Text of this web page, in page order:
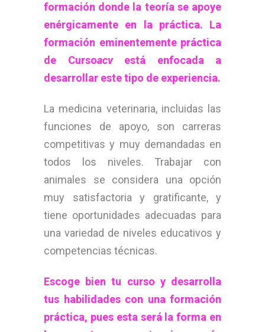
formación donde la teoría se apoye
enérgicamente en la práctica. La
formación eminentemente práctica
de Cursoacvestá enfocada a
desarrollar este tipo de experiencia.
La medicina veterinaria, incluidas las
funciones de apoyo, son carreras
competitivas y muy demandadas en
todos los niveles. Trabajar con
animales se considera una opción
muy satisfactoria y gratificante, y
tiene oportunidades adecuadas para
una variedad de niveles educativos y
competencias técnicas.
Escoge bien tu curso y desarrolla
tus habilidades con una formación
práctica, pues esta será la forma en